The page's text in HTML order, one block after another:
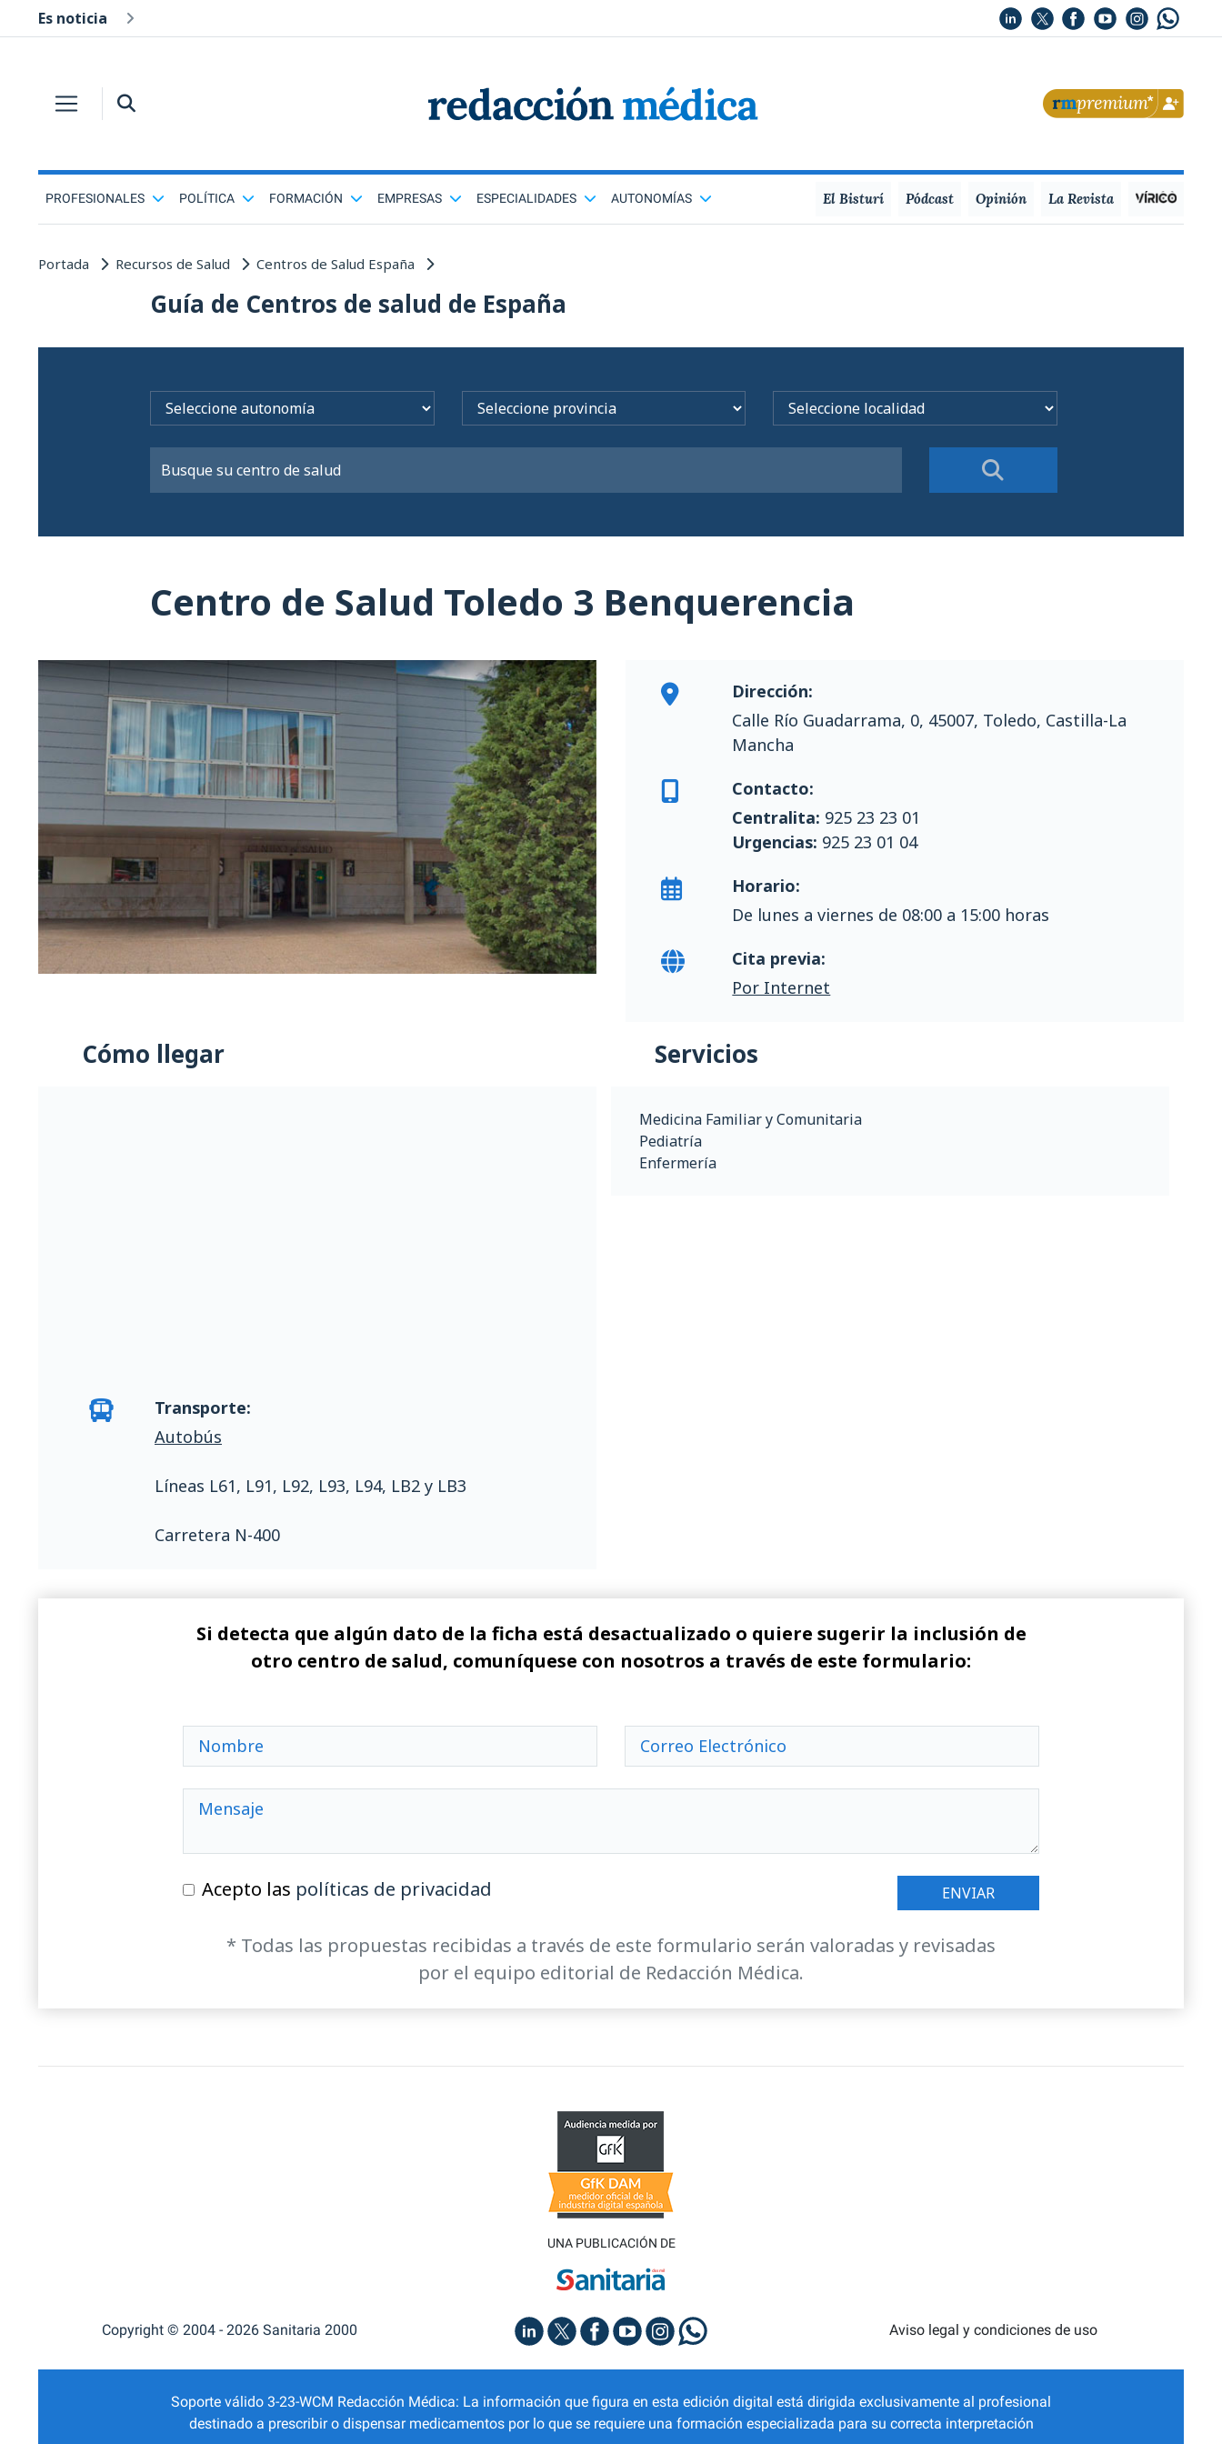
Es noticia
PROFESIONALES POLÍTICA FORMACIÓN EMPRESAS ESPECIALIDADES AUTONOMÍAS El Bisturí Pódcast Opinión La Revista
Portada Recursos de Salud Centros de Salud España
Guía de Centros de salud de España
Centro de Salud Toledo 3 Benquerencia
Dirección:
Calle Río Guadarrama, 0, 45007, Toledo, Castilla-La
Mancha
Contacto:
Centralita: 925 23 23 01
Urgencias: 925 23 01 04
Horario:
De lunes a viernes de 08:00 a 15:00 horas
Cita previa:
Por Internet
Cómo llegar
Transporte:
Autobús
Líneas L61, L91, L92, L93, L94, LB2 y LB3
Carretera N-400
Servicios
Medicina Familiar y Comunitaria
Pediatría
Enfermería
Si detecta que algún dato de la ficha está desactualizado o quiere sugerir la inclusión de
otro centro de salud, comuníquese con nosotros a través de este formulario:
Acepto las políticas de privacidad
* Todas las propuestas recibidas a través de este formulario serán valoradas y revisadas
por el equipo editorial de Redacción Médica.
UNA PUBLICACIÓN DE
Copyright © 2004 - 2026 Sanitaria 2000 Aviso legal y condiciones de uso
Soporte válido 3-23-WCM Redacción Médica: La información que figura en esta edición digital está dirigida exclusivamente al profesional
destinado a prescribir o dispensar medicamentos por lo que se requiere una formación especializada para su correcta interpretación